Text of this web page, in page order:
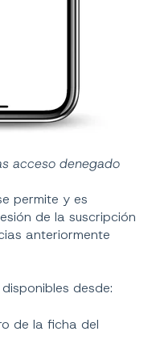
acceso denegado
permite y es
de la suscripción
anteriormente
desde:
de la ficha del